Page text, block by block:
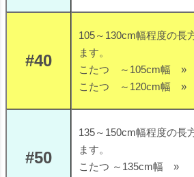
#40
105～130cm幅程度の長
ます。
こたつ ～105cm幅 »
こたつ ～120cm幅 »
#50
135～150cm幅程度の長
ます。
こたつ ～135cm幅 »